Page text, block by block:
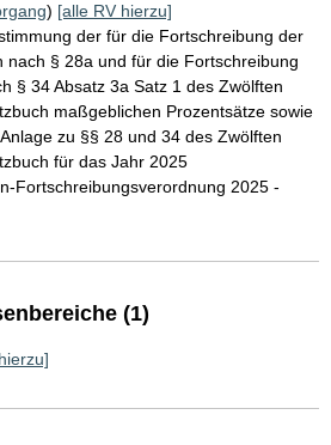
) [alle RV hierzu]
der für die Fortschreibung der
nach § 28a und für die Fortschreibung
§ 34 Absatz 3a Satz 1 des Zwölften
maßgeblichen Prozentsätze sowie
zu §§ 28 und 34 des Zwölften
für das Jahr 2025
Fortschreibungsverordnung 2025 -
(1)